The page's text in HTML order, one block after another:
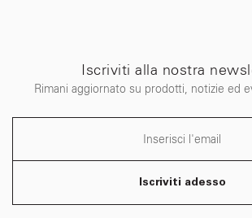
Iscriviti alla nostra
Rimani aggiornato su prodotti, notizie ed
Iscriviti adesso